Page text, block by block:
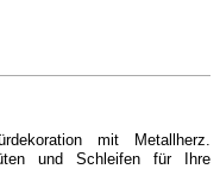
mit Metallherz.
und Schleifen für Ihre